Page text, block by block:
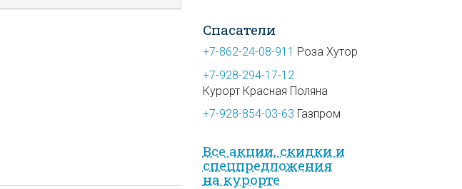
Спасатели
+7-862-24-08-911 Роза Хутор
+7-928-294-17-12
Курорт Красная Поляна
+7-928-854-03-63 Газпром
Все акции, скидки и
спец­предложе­ния
на курорте